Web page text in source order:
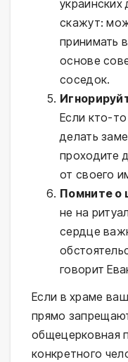
скажут:
принимать
основе
соседок.
Если кто-
делать
проходите
от своего
Помните о
не на
сердце
говорит
Если в храме
прямо
общецерковная
конкретного